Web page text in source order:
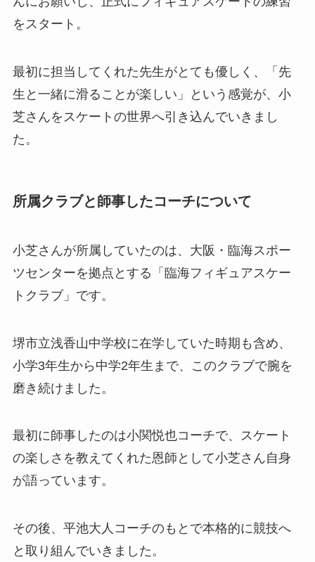
をスタート。
最初に担当してくれた先生がとても優しく、「先
生と一緒に滑ることが楽しい」という感覚が、小
芝さんをスケートの世界へ引き込んでいきまし
た。
所属クラブと師事したコーチについて
小芝さんが所属していたのは、大阪・臨海スポー
ツセンターを拠点とする「臨海フィギュアスケー
トクラブ」です。
堺市立浅香山中学校に在学していた時期も含め、
小学3年生から中学2年生まで、このクラブで腕を
磨き続けました。
最初に師事したのは小関悦也コーチで、スケート
の楽しさを教えてくれた恩師として小芝さん自身
が語っています。
その後、平池大人コーチのもとで本格的に競技へ
と取り組んでいきました。